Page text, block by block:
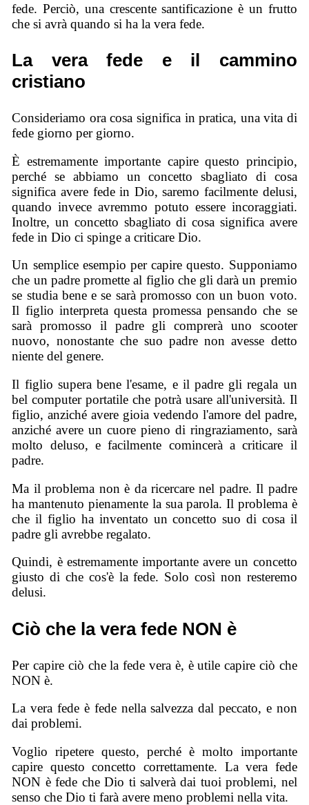
fede. Perciò, una crescente santificazione è un frutto
che si avrà quando si ha la vera fede.
La vera fede e il cammino
cristiano
Consideriamo ora cosa significa in pratica, una vita di
fede giorno per giorno.
È estremamente importante capire questo principio,
perché se abbiamo un concetto sbagliato di cosa
significa avere fede in Dio, saremo facilmente delusi,
quando invece avremmo potuto essere incoraggiati.
Inoltre, un concetto sbagliato di cosa significa avere
fede in Dio ci spinge a criticare Dio.
Un semplice esempio per capire questo. Supponiamo
che un padre promette al figlio che gli darà un premio
se studia bene e se sarà promosso con un buon voto.
Il figlio interpreta questa promessa pensando che se
sarà promosso il padre gli comprerà uno scooter
nuovo, nonostante che suo padre non avesse detto
niente del genere.
Il figlio supera bene l'esame, e il padre gli regala un
bel computer portatile che potrà usare all'università. Il
figlio, anziché avere gioia vedendo l'amore del padre,
anziché avere un cuore pieno di ringraziamento, sarà
molto deluso, e facilmente comincerà a criticare il
padre.
Ma il problema non è da ricercare nel padre. Il padre
ha mantenuto pienamente la sua parola. Il problema è
che il figlio ha inventato un concetto suo di cosa il
padre gli avrebbe regalato.
Quindi, è estremamente importante avere un concetto
giusto di che cos'è la fede. Solo così non resteremo
delusi.
Ciò che la vera fede NON è
Per capire ciò che la fede vera è, è utile capire ciò che
NON è.
La vera fede è fede nella salvezza dal peccato, e non
dai problemi.
Voglio ripetere questo, perché è molto importante
capire questo concetto correttamente. La vera fede
NON è fede che Dio ti salverà dai tuoi problemi, nel
senso che Dio ti farà avere meno problemi nella vita.